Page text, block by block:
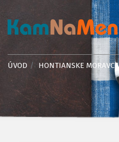
ÚVOD HONTIANSKE MORAVCE